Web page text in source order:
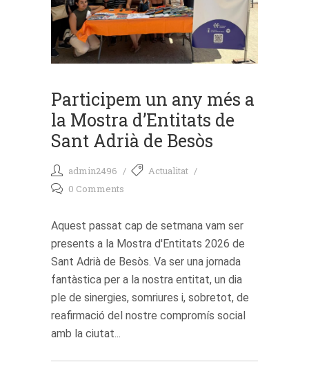
Participem un any més a
la Mostra d’Entitats de
Sant Adrià de Besòs
admin2496
Actualitat
0 Comments
Aquest passat cap de setmana vam ser
presents a la Mostra d'Entitats 2026 de
Sant Adrià de Besòs. Va ser una jornada
fantàstica per a la nostra entitat, un dia
ple de sinergies, somriures i, sobretot, de
reafirmació del nostre compromís social
amb la ciutat...